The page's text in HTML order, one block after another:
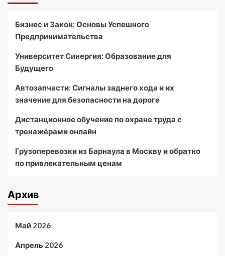
Бизнес и Закон: Основы Успешного
Предпринимательства
Университет Синергия: Образование для
Будущего
Автозапчасти: Сигналы заднего хода и их
значение для безопасности на дороге
Дистанционное обучение по охране труда с
тренажёрами онлайн
Грузоперевозки из Барнаула в Москву и обратно
по привлекательным ценам
Архив
Май 2026
Апрель 2026